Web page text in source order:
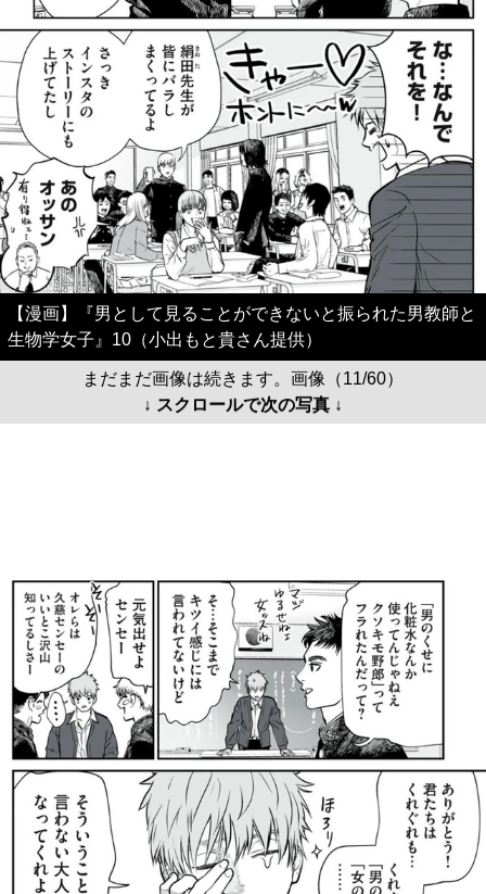
【漫画】『男として見ることができないと振られた男教師と
生物学女子』10（小出もと貴さん提供）
まだまだ画像は続きます。画像（11/60）
↓ スクロールで次の写真 ↓